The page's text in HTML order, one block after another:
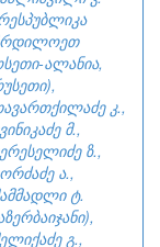
ალანია,
კ.,
მ.,
ზ.,
ა.,
ტ.
გ.,